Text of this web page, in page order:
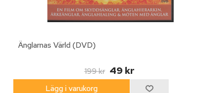
Änglarnas Värld (DVD)
199 kr 49 kr